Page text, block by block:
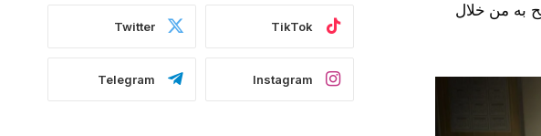
تم التصريح به من خلال
TikTok
Twitter
Instagram
Telegram